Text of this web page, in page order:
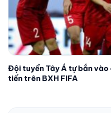
Đội tuyển Tây Á tự bắn vào
tiến trên BXH FIFA